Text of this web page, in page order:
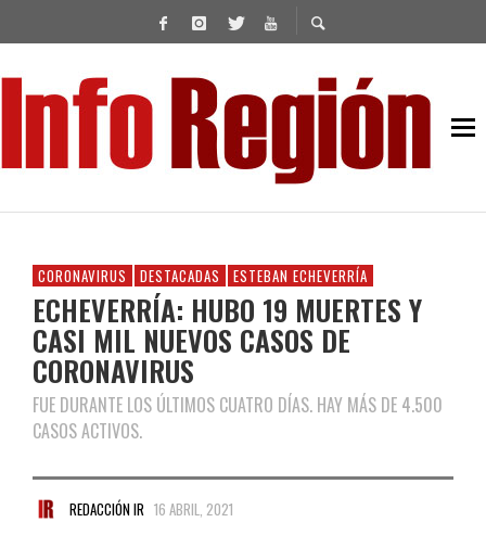
CORONAVIRUS DESTACADAS ESTEBAN ECHEVERRÍA
ECHEVERRÍA: HUBO 19 MUERTES Y
CASI MIL NUEVOS CASOS DE
CORONAVIRUS
FUE DURANTE LOS ÚLTIMOS CUATRO DÍAS. HAY MÁS DE 4.500
CASOS ACTIVOS.
REDACCIÓN IR 16 ABRIL, 2021